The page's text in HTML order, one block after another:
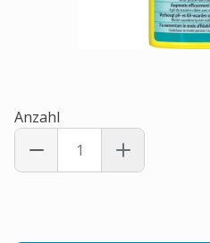
Anzahl